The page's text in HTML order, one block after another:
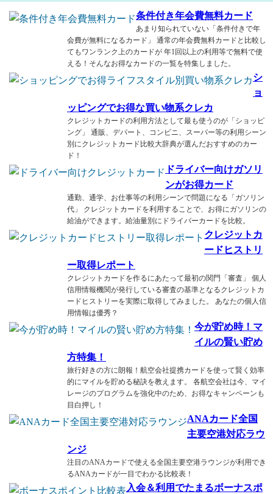
条件付き年会費無料カード
あまり知られていない「条件付きで年
会費が無料になるカード」 通常の年会費無料カードと比較し
てもワンランク上のカードが 年1回以上の利用等で無料で使
える！そんなお得なカードの一覧を特集しました。
シ
ョ
ッピングでお得な買い物系クレカ
クレジットカードの利用方法として最も使うのが「ショッピ
ング」 通販、デパート、コンビニ、スーパー等の利用シーン
別にクレジットカード比較大辞典が選んだおすすめのカー
ド！
ドライバー向けガソリ
ンがお得カード
通勤、通学、お仕事等の利用シーンで問題になる「ガソリン
代」 クレジットカードを利用することで、お得にガソリンの
給油ができます。給油量別にドライバーカードを比較。
クレジットカ
ードヒストリ
ー取得レポート
クレジットカードを作るにあたって最初の関門「審査」 個人
信用情報機関が発行している審査の基準となるクレジットカ
ードヒストリーを実際に取得してみました。 あなたの個人信
用情報は優秀？
今が貯め時！マ
イルの賢い貯め
方特集！
旅行好きの方に朗報！航空会社提携カードを使って賢く効率
的にマイルを貯める秘訣を教えます。 各航空会社は今、マイ
レージのプログラムを強化中のため、お得なキャンペーンも
目白押し！
ANAカード全国
主要空港対応ラウ
ンジ
注目のANAカードで使える全国主要空港ラウンジが利用でき
るANAカードが一目でわかる比較表！
入会＆利用でたまるボーナスポ